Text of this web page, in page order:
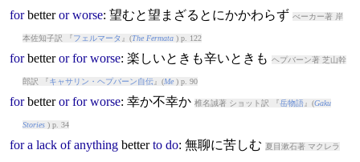
for better or worse: 望むと望まざるとにかかわらず べーカー著 岸
本佐知子訳 『フェルマータ 』(The Fermata) p. 122
for better or for worse: 楽しいときも辛いときも ヘプバーン著 芝山幹
郎訳 『キャサリン・ヘプバーン自伝』(Me) p. 90
for better or for worse: 幸か不幸か 椎名誠著 ショット訳 『岳物語』(Gaku
Stories) p. 34
for a lack of anything better to do: 無聊に苦しむ 夏目漱石著 マクレラ